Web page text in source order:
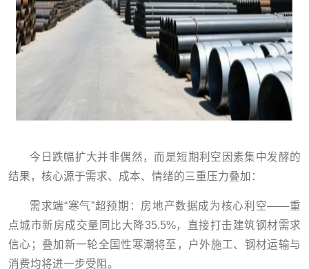
今日跌幅扩大并非偶然，而是短期利空因素集中发酵的
结果，核心源于需求、成本、情绪的三重压力叠加：
需求端“寒气”超预期：房地产数据成为核心利空——重
点城市新房成交量同比大降35.5%，直接打击建筑钢材需求
信心；叠加新一轮全国性寒潮将至，户外施工、钢材运输与
消费均将进一步受阻。